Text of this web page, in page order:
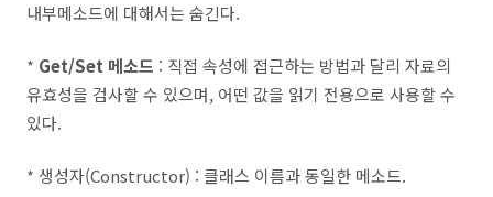
내부메소드에 대해서는 숨긴다.
* Get/Set 메소드 : 직접 속성에 접근하는 방법과 달리 자료의
유효성을 검사할 수 있으며, 어떤 값을 읽기 전용으로 사용할 수
있다.
* 생성자(Constructor) : 클래스 이름과 동일한 메소드.